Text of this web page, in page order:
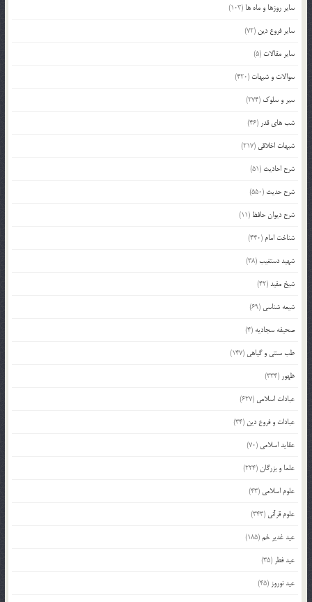
سایر روزها و ماه ها (103)
سایر فروع دین (72)
سایر مقالات (5)
سوالات و شبهات (420)
سیر و سلوک (274)
شب های قدر (46)
شبهات اخلاقی (217)
شرح احادیث (51)
شرح حدیث (550)
شرح دیوان حافظ (11)
شناخت امام (440)
شهید دستغیب(38)
شیخ مفید(42)
شیعه شناسی (69)
صحیفه سجادیه (4)
طب سنتی و گیاهی (147)
ظهور (334)
عبادات اسلامی (627)
عبادات و فروع دین (34)
عقاید اسلامی (70)
علما و بزرگان(224)
علوم اسلامی (43)
علوم قرآنی (343)
عید غدیر خم(185)
عید فطر (35)
عید نوروز (45)